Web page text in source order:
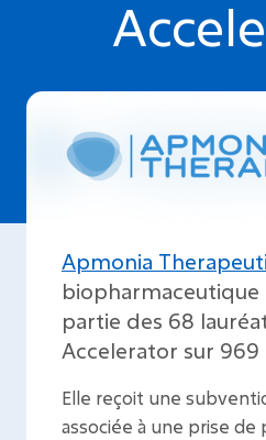
Apmonia
biopharmaceutique
partie des 68
Accelerator sur
Elle reçoit une
associée à une prise de